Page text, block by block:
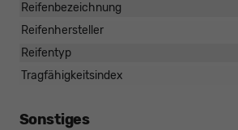
Reifenbezeichnung
Reifenhersteller
Reifentyp
Tragfähigkeitsindex
Sonstiges